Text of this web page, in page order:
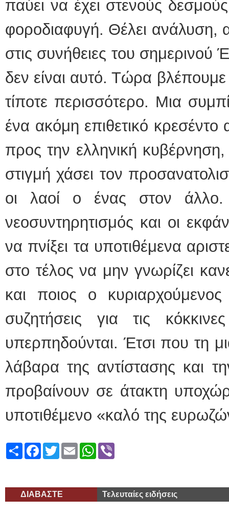
παύει να έχει στενούς
φοροδιαφυγή. Θέλει
στις συνήθειες του
δεν είναι αυτό. Τώρα βλέπουμε
τίποτε περισσότερο. Μια
ένα ακόμη επιθετικό
προς την ελληνική
στιγμή χάσει τον
οι λαοί ο ένας στον άλλο.
νεοσυντηρητισμός και οι
να πνίξει τα υποτιθέμενα
στο τέλος να μην γνωρίζει
και ποιος ο
συζητήσεις για τις
υπερπηδούνται. Έτσι που τη
λάβαρα της αντίστασης και
προβαίνουν σε άτακτη
υποτιθέμενο «καλό της
ShareFacebook
TwitterEmailWhatsApp
ΔΙΑΒΑΣΤΕ Τελευταίες ειδήσεις